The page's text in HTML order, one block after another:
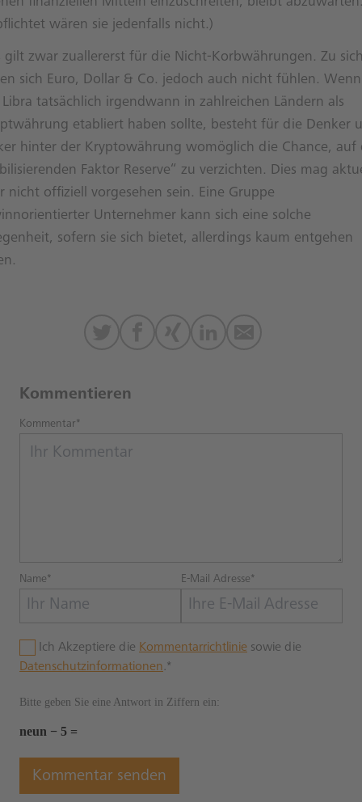
wären sie jedenfalls nicht.)
gilt zwar zuallererst für die Nicht-Korbwährungen. Zu
sich Euro, Dollar & Co. jedoch auch nicht fühlen. Wenn
Libra tatsächlich irgendwann in zahlreichen Ländern als
etabliert haben sollte, besteht für die Denker
hinter der Kryptowährung womöglich die Chance, auf
Faktor Reserve“ zu verzichten. Dies mag
nicht offiziell vorgesehen sein. Eine Gruppe
Unternehmer kann sich eine solche
sofern sie sich bietet, allerdings kaum entgehen
Kommentieren
Kommentar*
Name* E-Mail Adresse*
Ich Akzeptiere die Kommentarrichtlinie sowie die
Datenschutzinformationen.*
Bitte geben Sie eine Antwort in Ziffern ein:
neun − 5 =